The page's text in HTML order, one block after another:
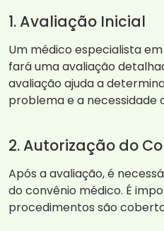
1. Avaliação Inicial
Um médico especialista
fará uma avaliação
avaliação ajuda a
problema e a necessidade
2. Autorização do
Após a avaliação, é
do convênio médico. É
procedimentos são